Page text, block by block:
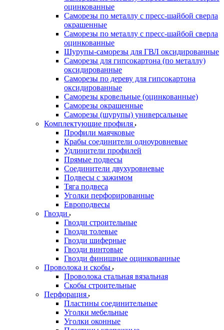
оцинкованные
Саморезы по металлу с пресс-шайбой сверла
окрашенные
Саморезы по металлу с пресс-шайбой сверла
оцинкованные
Шурупы-саморезы для ГВЛ оксидированные
Саморезы для гипсокартона (по металлу)
оксидированные
Саморезы по дереву для гипсокартона
оксидированные
Саморезы кровельные (оцинкованные)
Саморезы окрашенные
Саморезы (шурупы) универсальные
Комплектующие профиля
Профили маячковые
Крабы соединители одноуровневые
Удлинители профилей
Прямые подвесы
Соединители двухуровневые
Подвесы с зажимом
Тяга подвеса
Уголки перфорированные
Европодвесы
Гвозди
Гвозди строительные
Гвозди толевые
Гвозди шиферные
Гвозди винтовые
Гвозди финишные оцинкованные
Проволока и скобы
Проволока стальная вязальная
Скобы строительные
Перфорация
Пластины соединительные
Уголки мебельные
Уголки оконные